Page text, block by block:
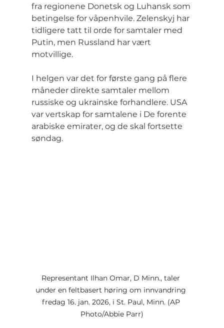
fra regionene Donetsk og Luhansk som
betingelse for våpenhvile. Zelenskyj har
tidligere tatt til orde for samtaler med
Putin, men Russland har vært
motvillige.
I helgen var det for første gang på flere
måneder direkte samtaler mellom
russiske og ukrainske forhandlere. USA
var vertskap for samtalene i De forente
arabiske emirater, og de skal fortsette
søndag.
Representant Ilhan Omar, D Minn., taler
under en feltbasert høring om innvandring
fredag 16. jan. 2026, i St. Paul, Minn. (AP
Photo/Abbie Parr)